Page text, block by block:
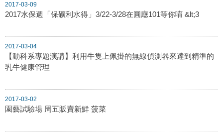
2017-03-09
2017水保週「保礦利水得」3/22-3/28在圓廰101等你唷 &lt;3
2017-03-04
【動科系專題演講】利用牛隻上佩掛的無線偵測器來達到精準的
乳牛健康管理
2017-03-02
園藝試驗場 周五販賣新鮮 菠菜